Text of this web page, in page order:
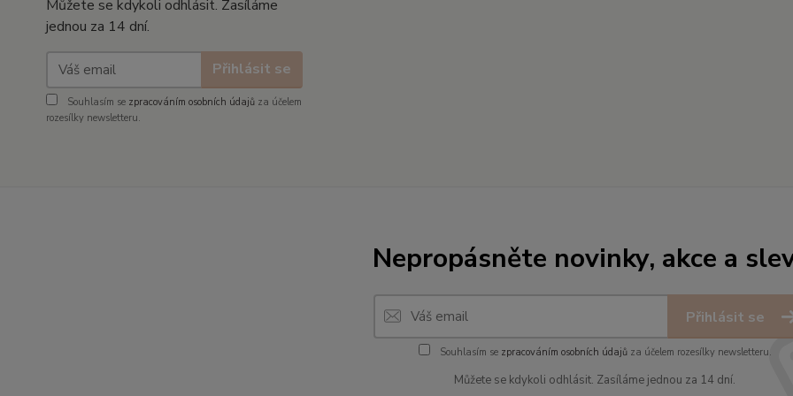
Můžete se kdykoli odhlásit. Zasíláme
jednou za 14 dní.
Přihlásit se
Souhlasím se zpracováním osobních údajů za účelem
rozesílky newsletteru.
Nepropásněte novinky, akce a
Přihlásit se
Souhlasím se zpracováním osobních údajůza účelem rozesílky newsletteru.
Můžete se kdykoli odhlásit. Zasíláme jednou za 14 dní.